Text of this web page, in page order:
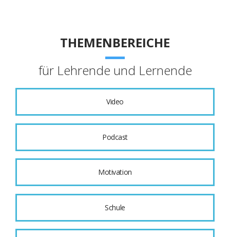
THEMENBEREICHE
für Lehrende und Lernende
Video
Podcast
Motivation
Schule